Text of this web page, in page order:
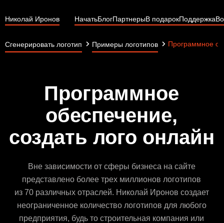
Николай Иронов НачатьБлогПартнерыВ подарокПоддержка
Сгенерировать логотип Примеры логотипов Программное
Программное
обеспечение,
создать лого онлайн
Вне зависимости от сферы бизнеса на сайте
представлено более трех миллионов логотипов
из 70 различных отраслей. Николай Иронов создает
неограниченное количество логотипов для любого
предприятия, будь то строительная компания или